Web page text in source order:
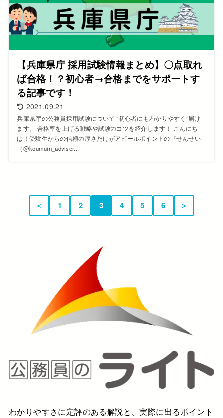
【兵庫県庁 採用試験情報まとめ】〇点取れ
ば合格！？初心者→合格までをサポートす
る記事です！
2021.09.21
兵庫県庁の公務員採用試験について ”初心者にもわかりやすく”届け
ます。 合格率を上げる戦略や試験のコツを紹介します！ こんにち
は！受験生からの信頼の厚さだけがアピールポイントの『せんせい
（@koumuin_adviser...
＜ 1 2 3 4 5 6 ＞
わかりやすさに定評のある解説と、実際に出るポイント